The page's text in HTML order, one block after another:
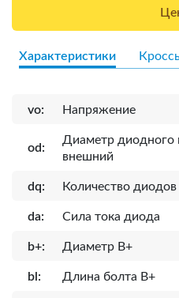
Характеристики
vo: Напряжение
od:
Диаметр диодного
внешний
dq: Количество диодов
da: Сила тока диода
b+: Диаметр B+
bl: Длина болта B+